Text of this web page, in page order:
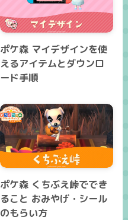
ポケ森 マイデザインを使
えるアイテムとダウンロ
ード手順
ポケ森 くちぶえ峠ででき
ること おみやげ・シール
のもらい方